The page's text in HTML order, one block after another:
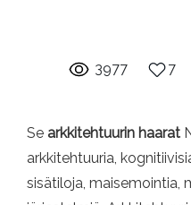
3977 7
Se arkkitehtuurin haarat
arkkitehtuuria,
sisätiloja, maisemointia,